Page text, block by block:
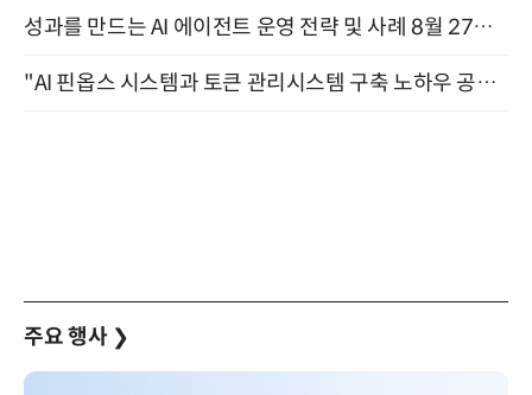
성과를 만드는 AI 에이전트 운영 전략 및 사례 8월 27일 개최
"AI 핀옵스 시스템과 토큰 관리시스템 구축 노하우 공개" 잠실 한국광고문화회관 2층 대회의실 (8/21)
주요 행사 ❯